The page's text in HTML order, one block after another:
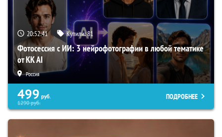
20:52:40 Купили:81
Фотосессия с ИИ: 3 нейрофотографии в любой тематике
от KK AI
Россия
499 руб.
1290руб.
ПОДРОБНЕЕ